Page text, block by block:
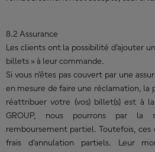
8.2 Assurance
Les clients ont la possibilité d’ajouter
billets » à leur commande.
Si vous n’êtes pas couvert par une
en mesure de faire une réclamation, la
réattribuer votre (vos) billet(s) est à
GROUP, nous pourrons par la
remboursement partiel. Toutefois, ces
frais d’annulation partiels. Leur